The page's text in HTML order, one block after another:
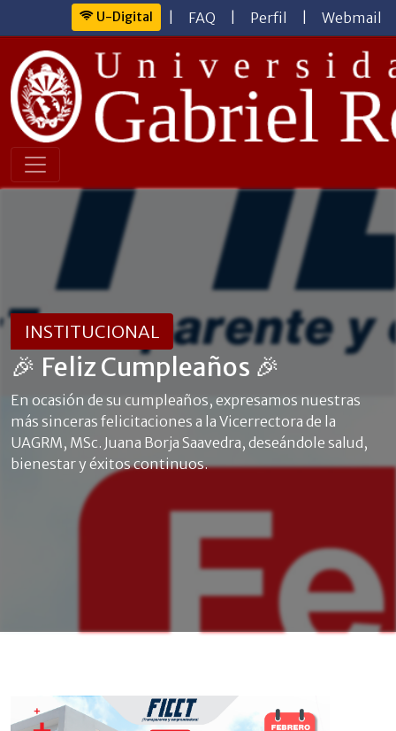
U-Digital FAQ Perfil Webmail
INSTITUCIONAL
🎉 Feliz Cumpleaños 🎉
En ocasión de su cumpleaños, expresamos nuestras
más sinceras felicitaciones a la Vicerrectora de la
UAGRM, MSc. Juana Borja Saavedra, deseándole salud,
bienestar y éxitos continuos.